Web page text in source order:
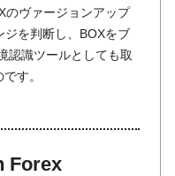
のヴァージョンアップ
ジを判断し、BOXをブ
認識ツールとしても取
す。
Forex